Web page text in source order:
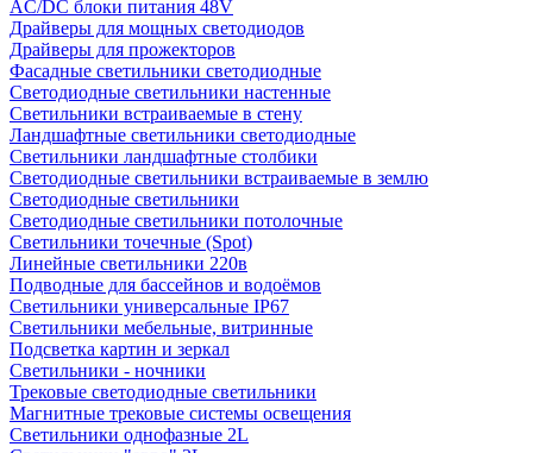
AC/DC блоки питания 48V
Драйверы для мощных светодиодов
Драйверы для прожекторов
Фасадные светильники светодиодные
Светодиодные светильники настенные
Светильники встраиваемые в стену
Ландшафтные светильники светодиодные
Светильники ландшафтные столбики
Светодиодные светильники встраиваемые в землю
Светодиодные светильники
Светодиодные светильники потолочные
Светильники точечные (Spot)
Линейные светильники 220в
Подводные для бассейнов и водоёмов
Светильники универсальные IP67
Светильники мебельные, витринные
Подсветка картин и зеркал
Светильники - ночники
Трековые светодиодные светильники
Магнитные трековые системы освещения
Светильники однофазные 2L